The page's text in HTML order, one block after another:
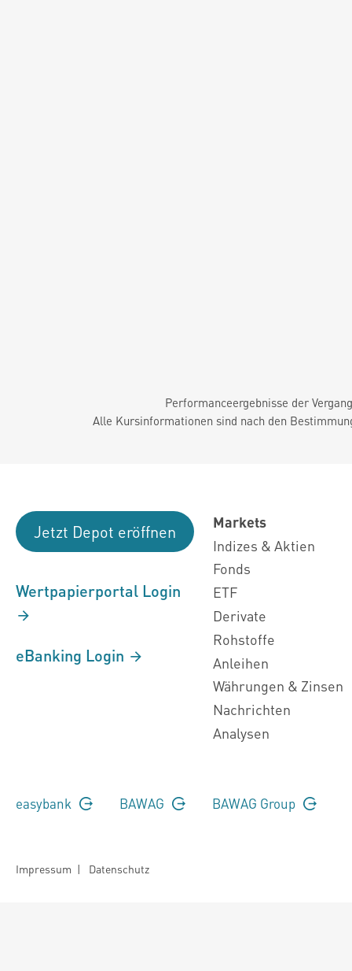
Performanceergebnisse der
Alle Kursinformationen sind nach den
Jetzt Depot eröffnen
Wertpapierportal Login
eBanking Login
Markets
Indizes & Aktien
Fonds
ETF
Derivate
Rohstoffe
Anleihen
Währungen & Zinsen
Nachrichten
Analysen
easybank BAWAG BAWAG Group
Impressum | Datenschutz